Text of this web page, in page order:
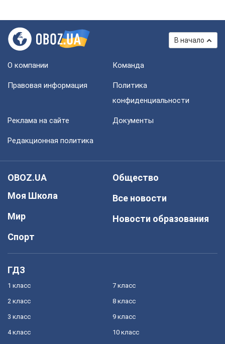
В начало
О компании Команда
Правовая информация
Политика
конфиденциальности
Реклама на сайте Документы
Редакционная политика
OBOZ.UA
Моя Школа
Мир
Спорт
Общество
Все новости
Новости образования
ГДЗ
1 класс
2 класс
3 класс
4 класс
7 класс
8 класс
9 класс
10 класс